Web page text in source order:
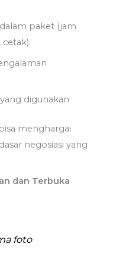
paket (jam
cetak)
digunakan
menghargai
negosiasi yang
dan Terbuka
foto